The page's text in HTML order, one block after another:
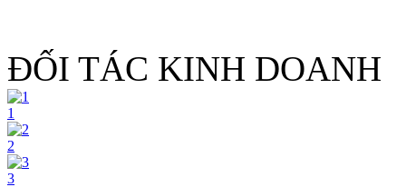
ĐỐI TÁC KINH DOANH
1
2
3